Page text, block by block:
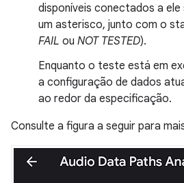
disponíveis conectados a
um asterisco, junto com o
FAIL ou NOT TESTED).
Enquanto o teste está em
a configuração de dados
ao redor da especificação.
Consulte a figura a seguir para